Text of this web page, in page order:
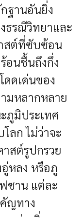
ฐานอันยิ่ง
ธรณีวิทยาและ
สต์ที่ซับซ้อน
อนชื้นถึงกึ่ง
ดเด่นของ
มหลากหลาย
ภูมิประเทศ
ลก ไม่ว่าจะ
สต์รูปกรวย
หลง หรือภู
ซาน แต่ละ
ญทาง